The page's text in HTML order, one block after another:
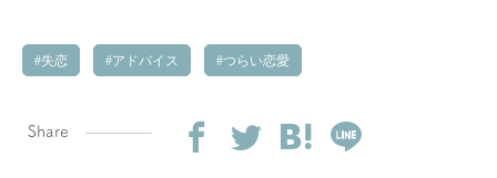
失恋 アドバイス つらい恋愛
Share